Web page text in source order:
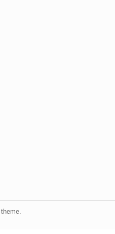
theme.